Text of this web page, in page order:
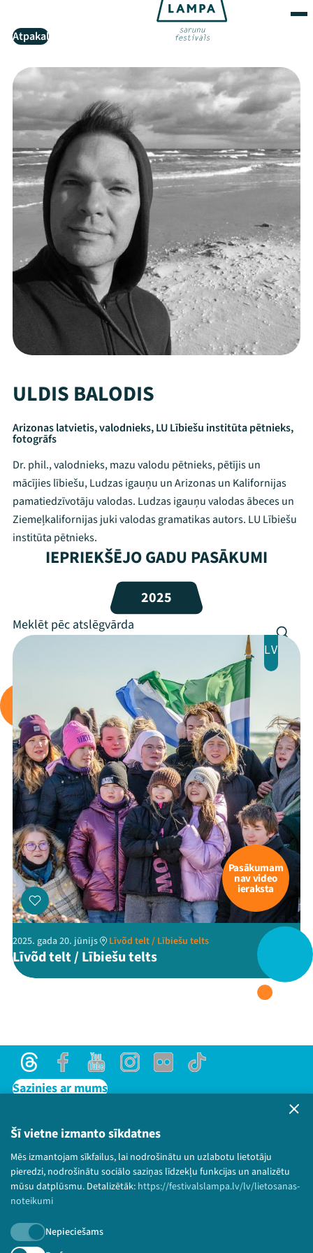
Šī vietne izmanto sīkdatnes
Mēs izmantojam sīkfailus, lai nodrošinātu un uzlabotu lietotāju
pieredzi, nodrošinātu sociālo saziņas līdzekļu funkcijas un analizētu
mūsu datplūsmu. Detalizētāk: https://festivalslampa.lv/lv/lietosanas-
noteikumi
Nepieciešams
Festivāls
Programma
Viņi bija LAMPĀ 2026
Jaunumi
Ziedo
Veikals
Kontakti
ThreadsFacebook
Youtube
X TikTok
Atpakaļ
ULDIS BALODIS
Arizonas latvietis, valodnieks, LU Lībiešu institūta pētnieks,
fotogrāfs
Dr. phil., valodnieks, mazu valodu pētnieks, pētījis un
mācījies lībiešu, Ludzas igauņu un Arizonas un Kalifornijas
pamatiedzīvotāju valodas. Ludzas igauņu valodas ābeces un
Ziemeļkalifornijas juki valodas gramatikas autors. LU Lībiešu
institūta pētnieks.
IEPRIEKŠĒJO GADU PASĀKUMI
2025
LV
Pasākumam
nav video
ieraksta
2025. gada 20. jūnijs Līvõd telt / Lībiešu telts
Līvõd telt / Lībiešu telts
ThreadsFacebookYoutubeInstagram
Flick TikTok
Sazinies ar mums
Lietošanas noteikumi un sīkdatņu politika
Bērnu aizsardzības politika
© 2026 Sarunu festivāls LAMPA Visas tiesības
paturētas.